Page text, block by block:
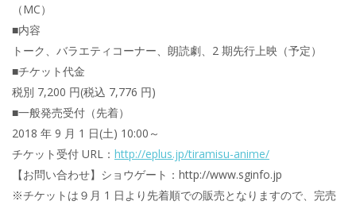
（MC）
■内容
トーク、バラエティコーナー、朗読劇、2 期先行上映（予定）
■チケット代金
税別 7,200 円(税込 7,776 円)
■一般発売受付（先着）
2018 年 9 月 1 日(土) 10:00～
チケット受付 URL： http://eplus.jp/tiramisu-anime/
【お問い合わせ】ショウゲート：http://www.sginfo.jp
※チケットは９月 1 日より先着順での販売となりますので、完売